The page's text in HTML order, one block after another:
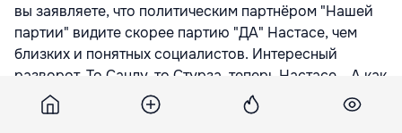
вы заявляете, что политическим партнёром "Нашей
партии" видите скорее партию "ДА" Настасе, чем
близких и понятных социалистов. Интересный
разворот. То Санду, то Стурза, теперь Настасе... А как
же обещания людям о блоке ПСРМ-НП в будущем
парламенте? Сменились задачи? О Плахотнюке не